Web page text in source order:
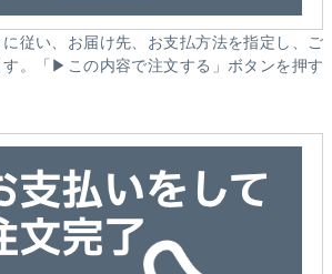
従い、お届け先、お支払方法を指定し、ご
す。「▶この内容で注文する」ボタンを押す